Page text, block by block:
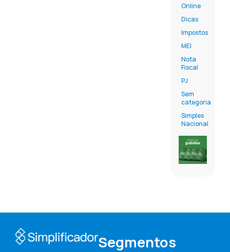
Online
Dicas
Impostos
MEI
Nota
Fiscal
PJ
Sem
categoria
Simples
Nacional
Segmentos